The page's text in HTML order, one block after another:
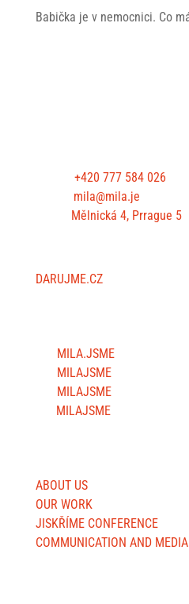
Babička je v nemocnici. Co
+420 777 584 026
mila@mila.je
Mělnická 4, Prrague 5
DARUJME.CZ
MILA.JSME
MILAJSME
MILAJSME
MILAJSME
ABOUT US
OUR WORK
JISKŘÍME CONFERENCE
COMMUNICATION AND MEDIA